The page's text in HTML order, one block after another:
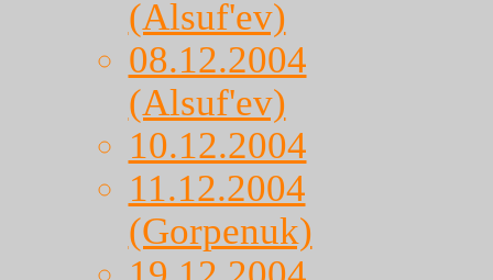
(Alsuf'ev)
08.12.2004
(Alsuf'ev)
10.12.2004
11.12.2004
(Gorpenuk)